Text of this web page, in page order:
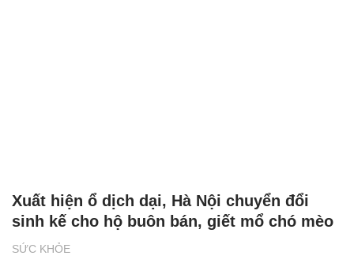
SỨC KHỎE
Xuất hiện ổ dịch dại, Hà Nội chuyển đổi
sinh kế cho hộ buôn bán, giết mổ chó mèo